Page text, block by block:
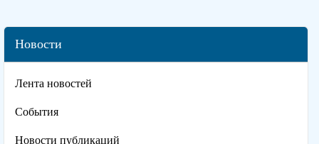
Новости
Лента новостей
События
Новости публикаций